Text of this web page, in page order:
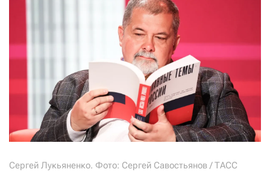
Сергей Лукьяненко. Фото: Сергей Савостьянов / ТАСС